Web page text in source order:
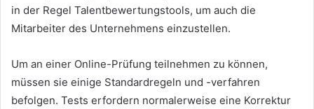
in der Regel Talentbewertungstools, um auch die
Mitarbeiter des Unternehmens einzustellen.
Um an einer Online-Prüfung teilnehmen zu können,
müssen sie einige Standardregeln und -verfahren
befolgen. Tests erfordern normalerweise eine Korrektur